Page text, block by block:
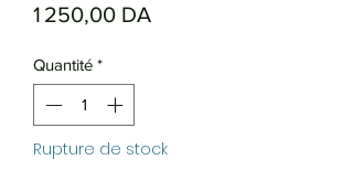
1 250,00 DA
Quantité *
Rupture de stock